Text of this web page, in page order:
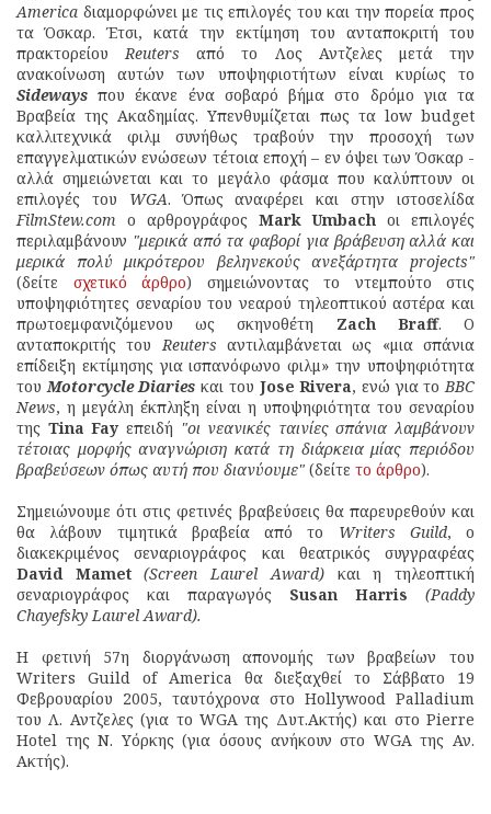
America διαμορφώνει με τις επιλογές του και την πορεία προς
τα Όσκαρ. Έτσι, κατά την εκτίμηση του ανταποκριτή του
πρακτορείουReuters από το Λος Αντζελες μετά την
ανακοίνωση αυτών των υποψηφιοτήτων είναι κυρίως το
Sideways που έκανε ένα σοβαρό βήμα στο δρόμο για τα
Βραβεία της Ακαδημίας. Υπενθυμίζεται πως τα low budget
καλλιτεχνικά φιλμ συνήθως τραβούν την προσοχή των
επαγγελματικών ενώσεων τέτοια εποχή – εν όψει των Όσκαρ -
αλλά σημειώνεται και το μεγάλο φάσμα που καλύπτουν οι
επιλογές του WGA. Όπως αναφέρει και στην ιστοσελίδα
FilmStew.com ο αρθρογράφος Mark Umbach οι επιλογές
περιλαμβάνουν "μερικά από τα φαβορί για βράβευση αλλά και
μερικά πολύ μικρότερου βεληνεκούς ανεξάρτητα projects"
(δείτε σχετικό άρθρο) σημειώνοντας το ντεμπούτο στις
υποψηφιότητες σεναρίου του νεαρού τηλεοπτικού αστέρα και
πρωτοεμφανιζόμενου ως σκηνοθέτη Zach Braff. Ο
ανταποκριτής τουReuters αντιλαμβάνεται ως «μια σπάνια
επίδειξη εκτίμησης για ισπανόφωνο φιλμ» την υποψηφιότητα
τουMotorcycle Diaries και του Jose Rivera, ενώ για τοBBC
News, η μεγάλη έκπληξη είναι η υποψηφιότητα του σεναρίου
της Tina Fay επειδή "οι νεανικές ταινίες σπάνια λαμβάνουν
τέτοιας μορφής αναγνώριση κατά τη διάρκεια μίας περιόδου
βραβεύσεων όπως αυτή που διανύουμε" (δείτε το άρθρο).
Σημειώνουμε ότι στις φετινές βραβεύσεις θα παρευρεθούν και
θα λάβουν τιμητικά βραβεία από το Writers Guild, ο
διακεκριμένος σεναριογράφος και θεατρικός συγγραφέας
David Mamet
(Screen Laurel Award)και η τηλεοπτική
σεναριογράφος και παραγωγός Susan Harris
(Paddy
Chayefsky Laurel Award).
Η φετινή 57η διοργάνωση απονομής των βραβείων του
Writers Guild of America θα διεξαχθεί το Σάββατο 19
Φεβρουαρίου 2005, ταυτόχρονα στο Hollywood Palladium
του Λ. Αντζελες (για το WGA της Δυτ.Ακτής) και στο Pierre
Hotel της Ν. Υόρκης (για όσους ανήκουν στο WGA της Αν.
Ακτής).